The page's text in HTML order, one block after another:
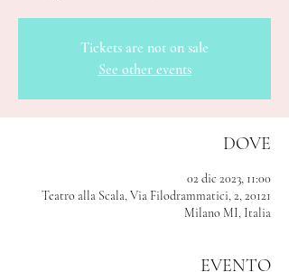
Tickets are not on sale
See other events
DOVE
02 dic 2023, 11:00
Teatro alla Scala, Via Filodrammatici, 2, 20121
Milano MI, Italia
EVENTO